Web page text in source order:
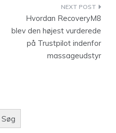
Hvordan RecoveryM8
blev den højest vurderede
på Trustpilot indenfor
massageudstyr
Søg